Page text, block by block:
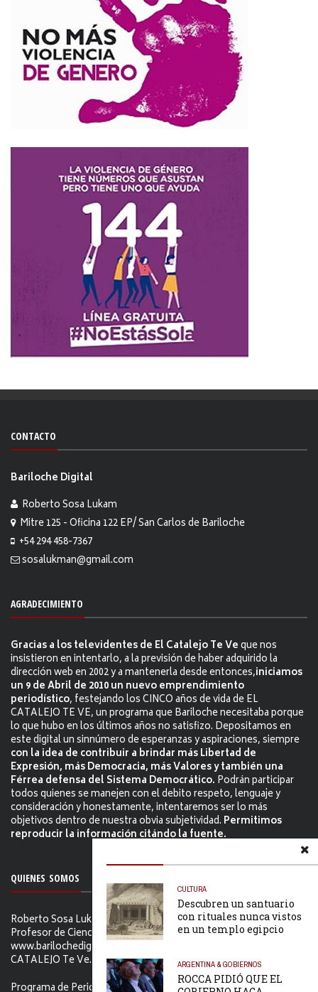
CULTURA
Descubren un santuario
con rituales nunca vistos
en un templo egipcio
ARGENTINA & GOBIERNOS
ROCCA PIDIÓ QUE EL
CONTACTO
Bariloche Digital
Roberto Sosa Lukam
Mitre 125 - Oficina 122 EP/ San Carlos de Bariloche
+54 294 458-7367
sosalukman@gmail.com
AGRADECIMIENTO
Gracias a los televidentes de El Catalejo Te Veque nos
insistieron en intentarlo, a la previsión de haber adquirido la
dirección web en 2002 y a mantenerla desde entonces,iniciamos
un 9 de Abril de 2010 un nuevo emprendimiento
periodístico, festejando los CINCO años de vida de EL
CATALEJO TE VE, un programa que Bariloche necesitaba porque
lo que hubo en los últimos años no satisfizo. Depositamos en
este digital un sinnúmero de esperanzas y aspiraciones, siempre
con la idea de contribuir a brindar más Libertad de
Expresión, más Democracia, más Valores y también una
Férrea defensa del Sistema Democrático. Podrán participar
todos quienes se manejen con el debito respeto, lenguaje y
consideración y honestamente, intentaremos ser lo más
objetivos dentro de nuestra obvia subjetividad. Permitimos
reproducir la información citándo la fuente.
QUIENES SOMOS
Roberto Sosa Lukam Periodista, Martillero Público Nacional,
Profesor de Ciencias Sociales, Editor de
www.barilochedigital.com y Conductor y Productor de EL
CATALEJO Te Ve.
Programa de Periodismo Político que se difunde